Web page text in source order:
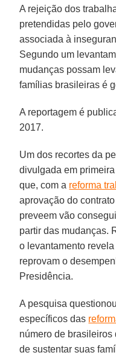
A rejeição dos
pretendidas pelo
associada à
Segundo um
mudanças possam
famílias brasileiras é
A reportagem é
2017.
Um dos recortes da
divulgada em
que, com a reforma
aprovação do
preveem vão
partir das mudanças.
o levantamento
reprovam o
Presidência.
A pesquisa
específicos das
número de
de sustentar suas